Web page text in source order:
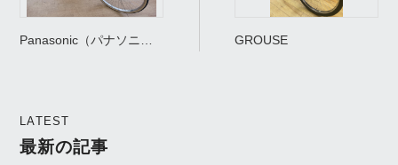
Panasonic（パナソニッ
GROUSE
LATEST
最新の記事